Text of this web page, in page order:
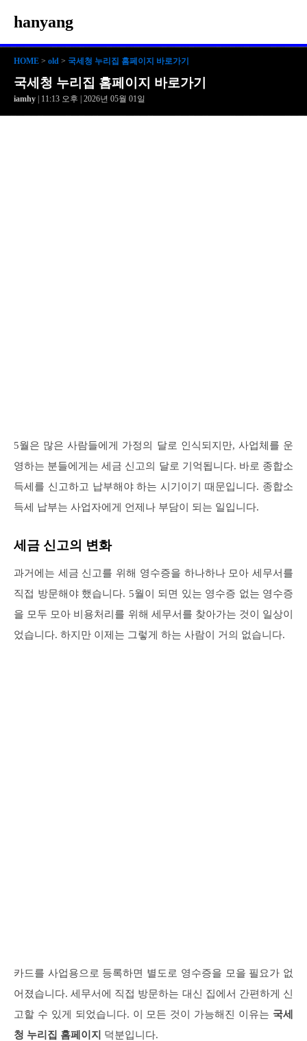
hanyang
HOME > old > 국세청 누리집 홈페이지 바로가기
국세청 누리집 홈페이지 바로가기
iamhy | 11:13 오후 | 2026년 05월 01일
5월은 많은 사람들에게 가정의 달로 인식되지만, 사업체를 운
영하는 분들에게는 세금 신고의 달로 기억됩니다. 바로 종합소
득세를 신고하고 납부해야 하는 시기이기 때문입니다. 종합소
득세 납부는 사업자에게 언제나 부담이 되는 일입니다.
세금 신고의 변화
과거에는 세금 신고를 위해 영수증을 하나하나 모아 세무서를
직접 방문해야 했습니다. 5월이 되면 있는 영수증 없는 영수증
을 모두 모아 비용처리를 위해 세무서를 찾아가는 것이 일상이
었습니다. 하지만 이제는 그렇게 하는 사람이 거의 없습니다.
카드를 사업용으로 등록하면 별도로 영수증을 모을 필요가 없
어졌습니다. 세무서에 직접 방문하는 대신 집에서 간편하게 신
고할 수 있게 되었습니다. 이 모든 것이 가능해진 이유는 국세
청 누리집 홈페이지
덕분입니다.